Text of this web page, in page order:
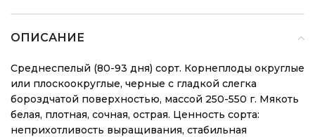
ОПИСАНИЕ
Среднеспелый (80-93 дня) сорт. Корнеплоды округлые
или плоскоокруглые, черные с гладкой слегка
бороздчатой поверхностью, массой 250-550 г. Мякоть
белая, плотная, сочная, острая. Ценность сорта:
неприхотливость выращивания, стабильная